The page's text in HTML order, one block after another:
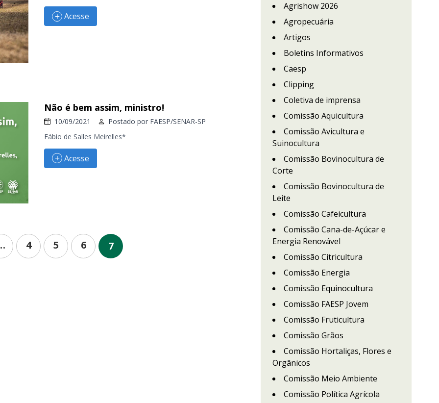
Acesse
Não é bem assim, ministro!
10/09/2021 Postado por FAESP/SENAR-SP
Fábio de Salles Meirelles*
Acesse
4 5 6 7
Agrishow 2026
Agropecuária
Artigos
Boletins Informativos
Caesp
Clipping
Coletiva de imprensa
Comissão Aquicultura
Comissão Avicultura e
Suinocultura
Comissão Bovinocultura de
Corte
Comissão Bovinocultura de
Leite
Comissão Cafeicultura
Comissão Cana-de-Açúcar e
Energia Renovável
Comissão Citricultura
Comissão Energia
Comissão Equinocultura
Comissão FAESP Jovem
Comissão Fruticultura
Comissão Grãos
Comissão Hortaliças, Flores e
Orgânicos
Comissão Meio Ambiente
Comissão Política Agrícola